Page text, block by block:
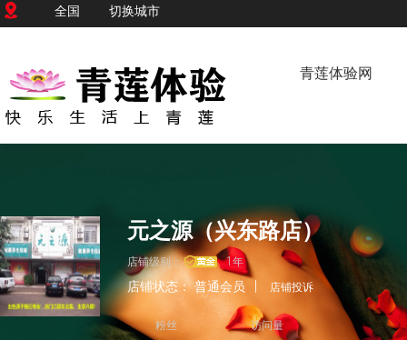
全国 切换城市
青莲体验网
元之源（兴东路店）
店铺级别： 1年
店铺状态：普通会员 店铺投诉
粉丝 访问量